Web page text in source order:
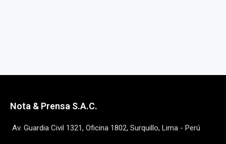
Nota & Prensa S.A.C.
Av. Guardia Civil 1321, Oficina 1802, Surquillo, Lima - Perú